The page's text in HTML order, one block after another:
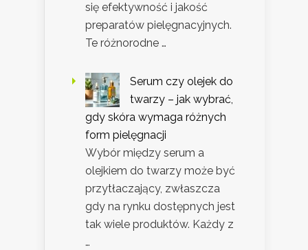
się efektywność i jakość
preparatów pielęgnacyjnych.
Te różnorodne …
Serum czy olejek do
twarzy – jak wybrać,
gdy skóra wymaga różnych
form pielęgnacji
Wybór między serum a
olejkiem do twarzy może być
przytłaczający, zwłaszcza
gdy na rynku dostępnych jest
tak wiele produktów. Każdy z
…